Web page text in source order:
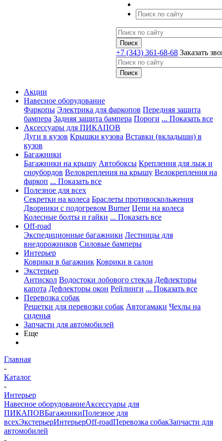
+7 (343) 361-68-68 Заказать
Акции
Навесное оборудование
Фаркопы Электрика для фаркопов Передняя защита
бампера Задняя защита бампера Пороги ... Показать все
Аксессуары для ПИКАПОВ
Дуги в кузов Крышки кузова Вставки (вкладыши) в
кузов
Багажники
Багажники на крышу Автобоксы Крепления для лыж и
сноубордов Велокрепления на крышу Велокрепления на
фаркоп ... Показать все
Полезное для всех
Секретки на колеса Браслеты противоскольжения
Дворники с подогревом Burner Цепи на колеса
Колесные болты и гайки ... Показать все
Off-road
Экспедиционные багажники Лестницы для
внедорожников Силовые бамперы
Интерьер
Коврики в багажник Коврики в салон
Экстерьер
Антискол Водостоки лобового стекла Дефлекторы
капота Дефлекторы окон Рейлинги ... Показать все
Перевозка собак
Решетки для перевозки собак Автогамаки Чехлы на
сиденья
Запчасти для автомобилей
Еще
Главная
-
Каталог
-
Интерьер
Навесное оборудованиеАксессуары для
ПИКАПОВБагажникиПолезное для
всехЭкстерьерИнтерьерOff-roadПеревозка собакЗапчасти для
автомобилей